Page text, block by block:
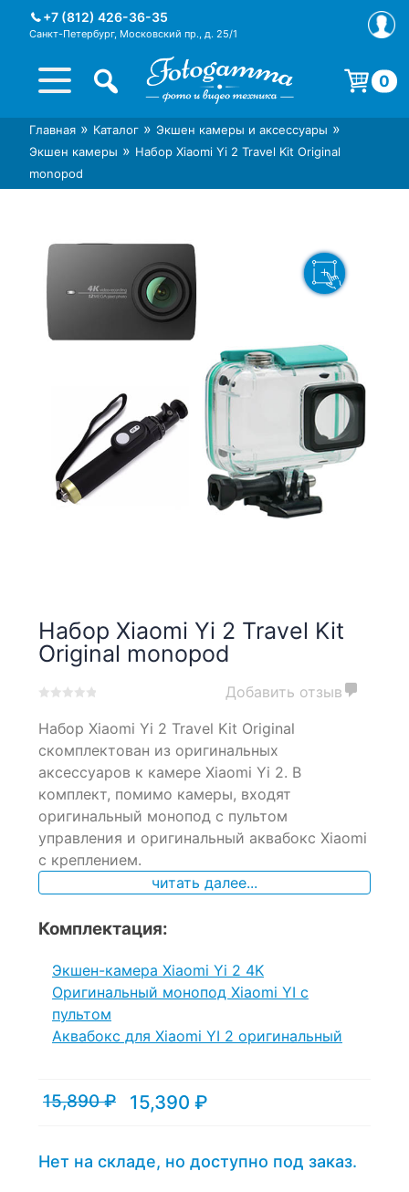
+7 (812) 426-36-35
Санкт-Петербург, Московский пр., д. 25/1
Интернет-магазин фототехники
Foto-Gamma в СПб
Магазин фотоаксессуаров foto-
gamma.ru
0
Корзина пуста.
Главная » Каталог » Экшен камеры и аксессуары »
Экшен камеры » Набор Xiaomi Yi 2 Travel Kit Original
monopod
Набор Xiaomi Yi 2 Travel Kit
Original monopod
out
on
customer
ratings
Добавить отзыв
Набор Xiaomi Yi 2 Travel Kit Original
скомплектован из оригинальных
аксессуаров к камере Xiaomi Yi 2. В
комплект, помимо камеры, входят
оригинальный монопод с пультом
управления и оригинальный аквабокс Xiaomi
с креплением.
читать далее...
Комплектация:
Экшен-камера Xiaomi Yi 2 4K
Оригинальный монопод Xiaomi YI с
пультом
Аквабокс для Xiaomi YI 2 оригинальный
15,890₽
Первоначальная
15,890 ₽.
15,390 ₽
Текущая
Нет на складе, но доступно под заказ.